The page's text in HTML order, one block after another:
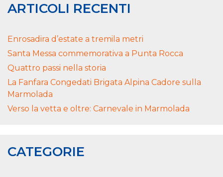
ARTICOLI RECENTI
Enrosadira d’estate a tremila metri
Santa Messa commemorativa a Punta Rocca
Quattro passi nella storia
La Fanfara Congedati Brigata Alpina Cadore sulla
Marmolada
Verso la vetta e oltre: Carnevale in Marmolada
CATEGORIE